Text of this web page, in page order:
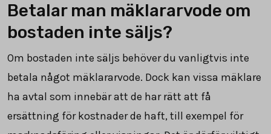
Betalar man mäklararvode om
bostaden inte säljs?
Om bostaden inte säljs behöver du vanligtvis inte
betala något mäklararvode. Dock kan vissa mäklare
ha avtal som innebär att de har rätt att få
ersättning för kostnader de haft, till exempel för